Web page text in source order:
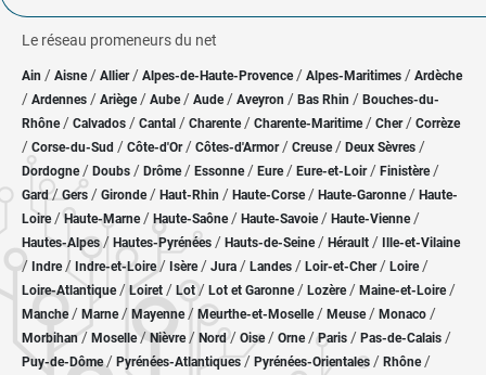
Le réseau promeneurs du net
Ain / Aisne/ Allier/ Alpes-de-Haute-Provence / Alpes-Maritimes / Ardèche
/ Ardennes / Ariège/ Aube/ Aude / Aveyron / Bas Rhin / Bouches-du-
Rhône/ Calvados / Cantal / Charente / Charente-Maritime/ Cher / Corrèze
/ Corse-du-Sud / Côte-d'Or / Côtes-d'Armor/ Creuse/ Deux Sèvres /
Dordogne/ Doubs / Drôme/ Essonne / Eure/ Eure-et-Loir / Finistère/
Gard/Gers / Gironde/ Haut-Rhin / Haute-Corse/ Haute-Garonne/ Haute-
Loire/Haute-Marne/ Haute-Saône/ Haute-Savoie/ Haute-Vienne/
Hautes-Alpes/ Hautes-Pyrénées / Hauts-de-Seine/ Hérault / Ille-et-Vilaine
/ Indre/ Indre-et-Loire/ Isère/ Jura / Landes / Loir-et-Cher/ Loire/
Loire-Atlantique/ Loiret / Lot/ Lot et Garonne/ Lozère / Maine-et-Loire/
Manche/ Marne/ Mayenne/ Meurthe-et-Moselle/ Meuse/ Monaco /
Morbihan/ Moselle/ Nièvre / Nord/ Oise / Orne/Paris / Pas-de-Calais /
Puy-de-Dôme/ Pyrénées-Atlantiques / Pyrénées-Orientales / Rhône/